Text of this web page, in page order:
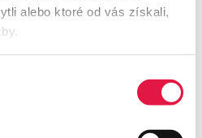
alebo ktoré od vás získali,
4G, NFC, Bluetooth 4.2 |
C, OTG | batéria 3400 mAh |